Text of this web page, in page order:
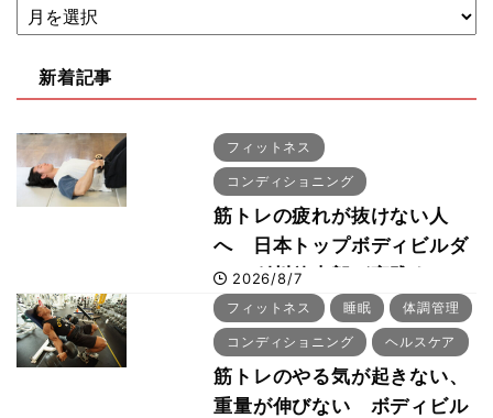
新着記事
フィットネス
コンディショニング
筋トレの疲れが抜けない人
へ 日本トップボディビルダ
ー・刈川啓志郎が実践する
「回復習慣」
2026/8/7
フィットネス 睡眠 体調管理
コンディショニング ヘルスケア
筋トレのやる気が起きない、
重量が伸びない ボディビル